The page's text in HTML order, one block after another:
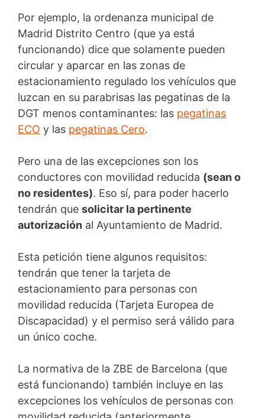
Por ejemplo, la ordenanza municipal de
Madrid Distrito Centro (que ya está
funcionando) dice que solamente pueden
circular y aparcar en las zonas de
estacionamiento regulado los vehículos que
luzcan en su parabrisas las pegatinas de la
DGT menos contaminantes: las pegatinas
ECO y las pegatinas Cero.
Pero una de las excepciones son los
conductores con movilidad reducida (sean o
no residentes). Eso sí, para poder hacerlo
tendrán que solicitar la pertinente
autorización al Ayuntamiento de Madrid.
Esta petición tiene algunos requisitos:
tendrán que tener la tarjeta de
estacionamiento para personas con
movilidad reducida (Tarjeta Europea de
Discapacidad) y el permiso será válido para
un único coche.
La normativa de la ZBE de Barcelona (que
está funcionando) también incluye en las
excepciones los vehículos de personas con